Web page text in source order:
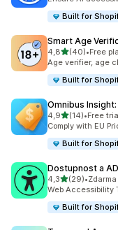
Built for
Smart Age
4,8z 5 hvězd
(40)
Celkový počet
•Free
Age verifier, age
Built for
Omnibus
4,9z 5 hvězd
(14)
Celkový počet
•Free
Comply with EU
Built for
Dostupnost a
4,3z 5 hvězd
(29)
Celkový počet
•Zdarma
Web Accessibility
Built for